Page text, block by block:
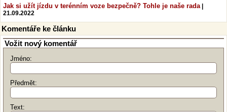
Jak si užít jízdu v terénním voze bezpečně? Tohle je naše rada|
21.09.2022
Komentáře ke článku
Vožit nový komentář
Jméno:
Předmět:
Text: